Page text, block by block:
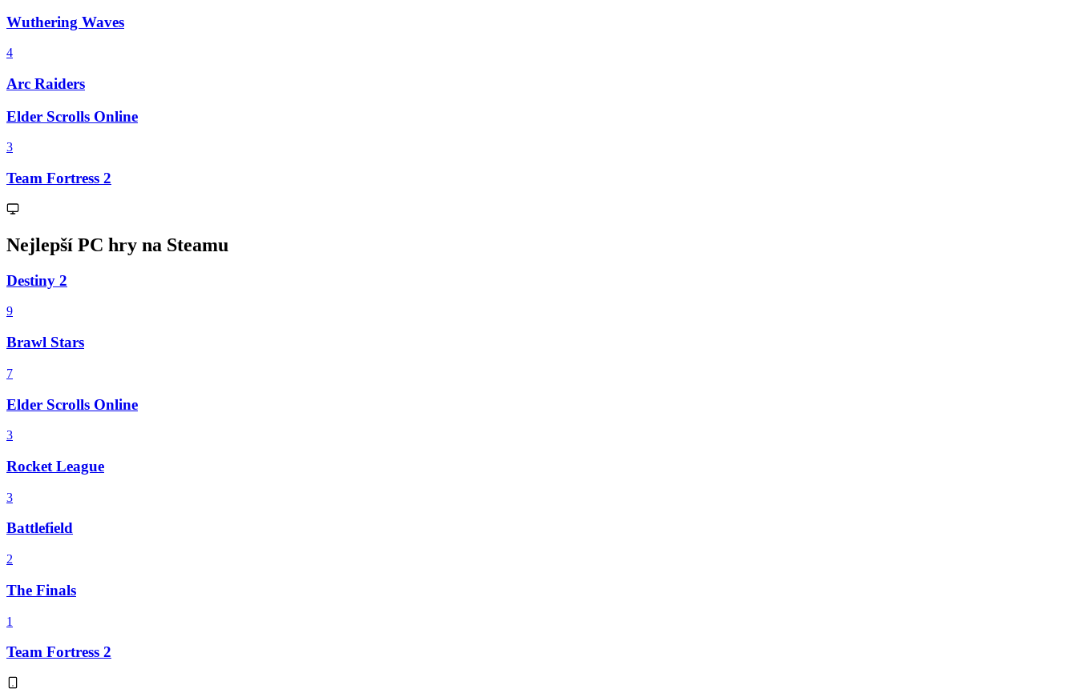
Wuthering Waves
4
Arc Raiders
Elder Scrolls Online
3
Team Fortress 2
Nejlepší PC hry na Steamu
Destiny 2
9
Brawl Stars
7
Elder Scrolls Online
3
Rocket League
3
Battlefield
2
The Finals
1
Team Fortress 2